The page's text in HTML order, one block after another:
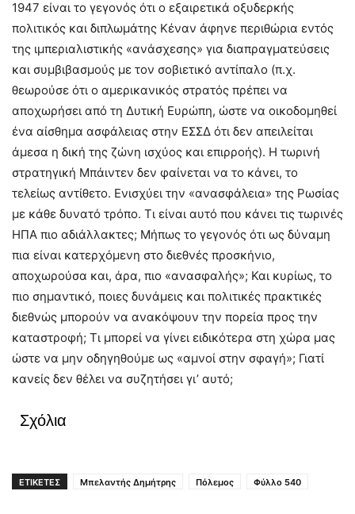
1947 είναι το γεγονός ότι ο εξαιρετικά οξυδερκής
πολιτικός και διπλωμάτης Κέναν άφηνε περιθώρια εντός
της ιμπεριαλιστικής «ανάσχεσης» για διαπραγματεύσεις
και συμβιβασμούς με τον σοβιετικό αντίπαλο (π.χ.
θεωρούσε ότι ο αμερικανικός στρατός πρέπει να
αποχωρήσει από τη Δυτική Ευρώπη, ώστε να οικοδομηθεί
ένα αίσθημα ασφάλειας στην ΕΣΣΔ ότι δεν απειλείται
άμεσα η δική της ζώνη ισχύος και επιρροής). Η τωρινή
στρατηγική Μπάιντεν δεν φαίνεται να το κάνει, το
τελείως αντίθετο. Ενισχύει την «ανασφάλεια» της Ρωσίας
με κάθε δυνατό τρόπο. Τι είναι αυτό που κάνει τις τωρινές
ΗΠΑ πιο αδιάλλακτες; Μήπως το γεγονός ότι ως δύναμη
πια είναι κατερχόμενη στο διεθνές προσκήνιο,
αποχωρούσα και, άρα, πιο «ανασφαλής»; Και κυρίως, το
πιο σημαντικό, ποιες δυνάμεις και πολιτικές πρακτικές
διεθνώς μπορούν να ανακόψουν την πορεία προς την
καταστροφή; Τι μπορεί να γίνει ειδικότερα στη χώρα μας
ώστε να μην οδηγηθούμε ως «αμνοί στην σφαγή»; Γιατί
κανείς δεν θέλει να συζητήσει γι’ αυτό;
Σχόλια
ΕΤΙΚΕΤΕΣ Μπελαντής Δημήτρης Πόλεμος Φύλλο 540